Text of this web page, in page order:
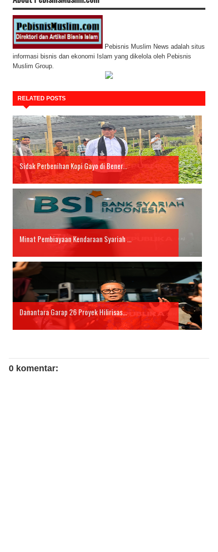
Pebisnis Muslim News adalah situs
informasi bisnis dan ekonomi Islam yang dikelola oleh Pebisnis
Muslim Group.
RELATED POSTS
Sidak Perbenihan Kopi Gayo di Bener...
Minat Pembiayaan Kendaraan Syariah ...
Danantara Garap 26 Proyek Hilirisas...
0 komentar: